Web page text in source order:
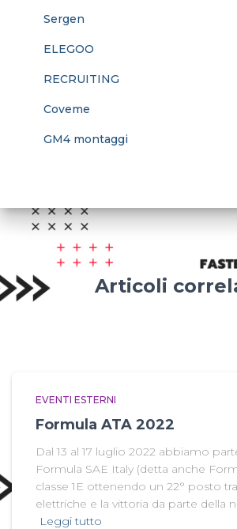
Sergen
ELEGOO
RECRUITING
Coveme
GM4 montaggi
Articoli
EVENTI ESTERNI
Formula ATA 2022
Dal 13 al 17 luglio 2022 abbiamo
Formula SAE Italy (detta anche
classe 1E ottenendo un 22° posto
elettriche e la vittoria da parte della
Leggi tutto